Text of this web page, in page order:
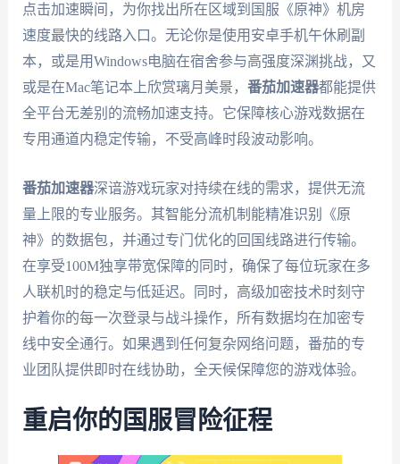
点击加速瞬间，为你找出所在区域到国服《原神》机房
速度最快的线路入口。无论你是使用安卓手机午休刷副
本，或是用Windows电脑在宿舍参与高强度深渊挑战，又
或是在Mac笔记本上欣赏璃月美景， 番茄加速器都能提供
全平台无差别的流畅加速支持。它保障核心游戏数据在
专用通道内稳定传输，不受高峰时段波动影响。
番茄加速器深谙游戏玩家对持续在线的需求，提供无流
量上限的专业服务。其智能分流机制能精准识别《原
神》的数据包，并通过专门优化的回国线路进行传输。
在享受100M独享带宽保障的同时，确保了每位玩家在多
人联机时的稳定与低延迟。同时，高级加密技术时刻守
护着你的每一次登录与战斗操作，所有数据均在加密专
线中安全通行。如果遇到任何复杂网络问题，番茄的专
业团队提供即时在线协助，全天候保障您的游戏体验。
重启你的国服冒险征程